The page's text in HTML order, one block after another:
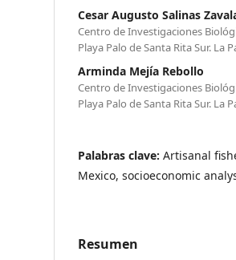
Cesar Augusto Salinas
Centro de Investigaciones
Playa Palo de Santa Rita Sur. La
Arminda Mejía Rebollo
Centro de Investigaciones
Playa Palo de Santa Rita Sur. La
Palabras clave:Artisanal
Mexico, socioeconomic
Resumen